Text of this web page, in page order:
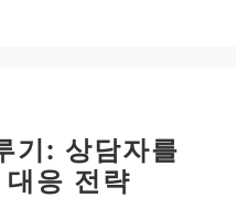
기: 상담자를
응 전략